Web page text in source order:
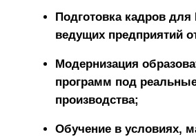
Подготовка кадров для
ведущих предприятий
Модернизация
программ под
производства;
Обучение в условиях,